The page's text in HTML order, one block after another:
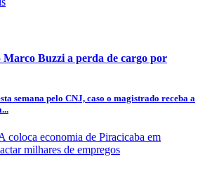
Buzzi a perda de cargo por
semana pelo CNJ, caso o magistrado receba a